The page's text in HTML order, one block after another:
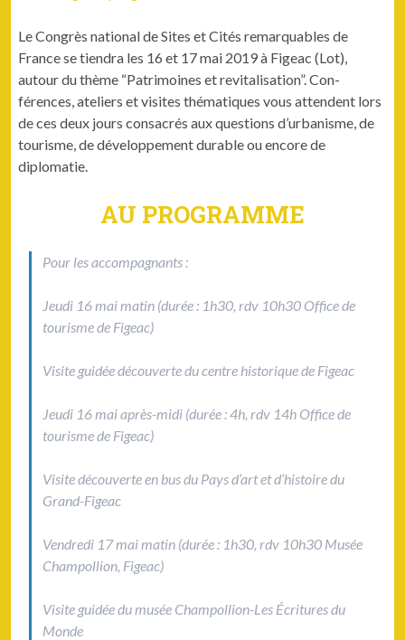
Le Con­grès nation­al de Sites et Cités remar­quables de
France se tien­dra les 16 et 17 mai 2019 à Figeac (Lot),
autour du thème “Pat­ri­moines et revi­tal­i­sa­tion”. Con­
férences, ate­liers et vis­ites thé­ma­tiques vous atten­dent lors
de ces deux jours con­sacrés aux ques­tions d’ur­ban­isme, de
tourisme, de développe­ment durable ou encore de
diplomatie.
AU PROGRAMME
Pour les accompagnants :
Jeu­di 16 mai matin (durée : 1h30, rdv 10h30 Office de
tourisme de Figeac)
Vis­ite guidée décou­verte du cen­tre his­torique de Figeac
Jeu­di 16 mai après-midi (durée : 4h, rdv 14h Office de
tourisme de Figeac)
Vis­ite décou­verte en bus du Pays d’art et d’his­toire du
Grand-Figeac
Ven­dre­di 17 mai matin (durée : 1h30, rdv 10h30 Musée
Cham­pol­lion, Figeac)
Vis­ite guidée du musée Cham­pol­lion-Les Écri­t­ures du
Monde